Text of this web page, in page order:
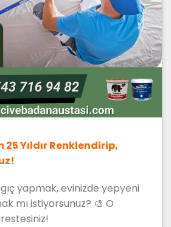
25 Yıldır Renklendirip,
yapmak, evinizde yepyeni
mı istiyorsunuz? 🎨 O